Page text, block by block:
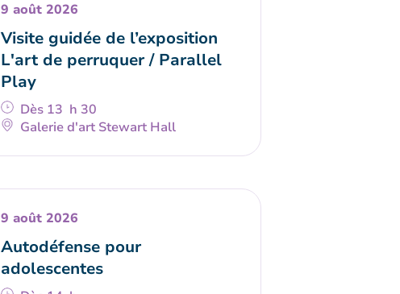
9 août 2026
Visite guidée de l’exposition
L'art de perruquer / Parallel
Play
Dès 13 h 30
Galerie d'art Stewart Hall
9 août 2026
Autodéfense pour
adolescentes